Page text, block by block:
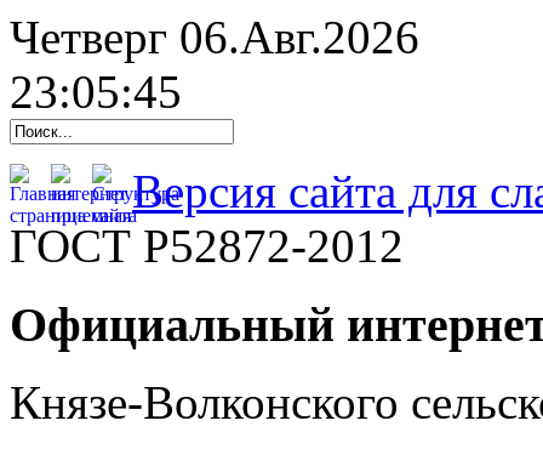
Четверг 06.Авг.2026
23:05:46
Версия сайта для
ГОСТ Р52872-2012
Официальный
Князе-Волконского